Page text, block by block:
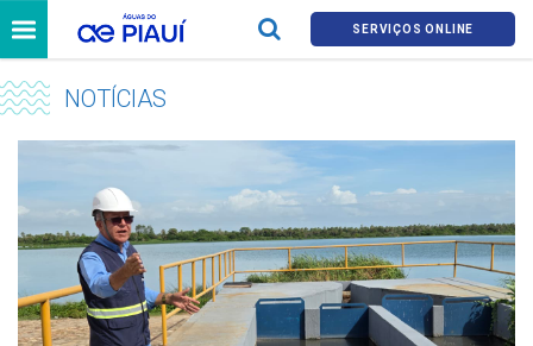
SERVIÇOS ONLINE
NOTÍCIAS